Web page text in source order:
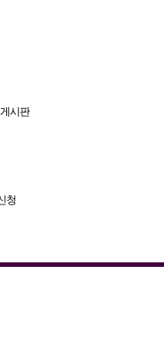
시판
청